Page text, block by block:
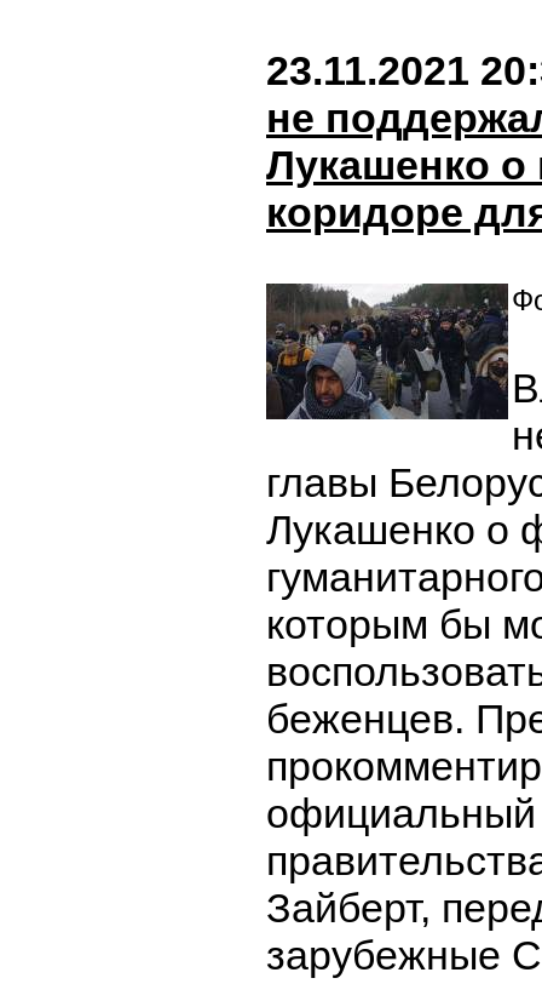
23.11.2021
не
Лукашенко о
коридоре
главы
Лукашенко о
которым бы
беженцев.
официальный
Зайберт,
зарубежные